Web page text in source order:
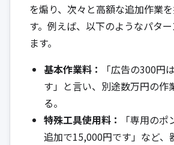
を煽り、次々と高額な追加作業
す。例えば、以下のようなパタ
ます。
基本作業料：
「広告の300円
す」と言い、別途数万円の作
る。
特殊工具使用料：
「専用の
追加で15,000円です」など、